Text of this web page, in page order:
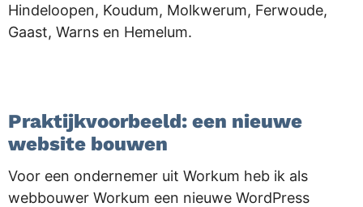
Hindeloopen, Koudum, Molkwerum, Ferwoude,
Gaast, Warns en Hemelum.
Praktijkvoorbeeld: een nieuwe
website bouwen
Voor een ondernemer uit Workum heb ik als
webbouwer Workum een nieuwe WordPress